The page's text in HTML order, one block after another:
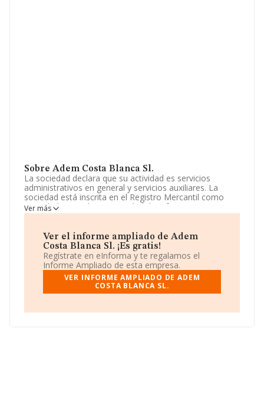
Sobre Adem Costa Blanca Sl.
La sociedad declara que su actividad es servicios
administrativos en general y servicios auxiliares. La
sociedad está inscrita en el Registro Mercantil como
Sociedad Limitada. La actividad de referencia CNAE
corresponde a 'Actividades de contabilidad, teneduría de
La sociedad no tiene actividad en mercados exteriores.
La empresa españolaAdem Costa Blanca S.L
B22915169, se encuentra en Calle De La Falzia núm. 2
Piso 1, (03738), en el municipio de Xabia, en Alicante,
Comunidad Valenciana.
hasta 56.819 empresas, la facturación en el ámbito
Ver más
Ver el informe ampliado de Adem
Costa Blanca Sl. ¡Es gratis!
Regístrate en eInforma y te regalamos el
Informe Ampliado de esta empresa.
VER INFORME AMPLIADO DE ADEM
COSTA BLANCA SL.